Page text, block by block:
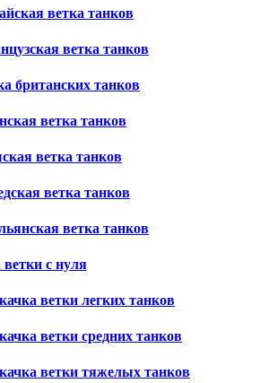
ветка танков
ветка танков
британских танков
ветка танков
ветка танков
ветка танков
ветка танков
с нуля
ветки легких танков
ветки средних танков
ветки тяжелых танков